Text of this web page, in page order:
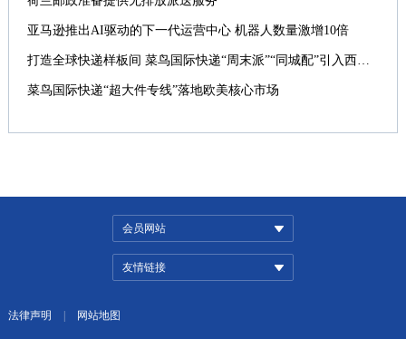
亚马逊推出AI驱动的下一代运营中心 机器人数量激增10倍
打造全球快递样板间 菜鸟国际快递“周末派”“同城配”引入西班牙
菜鸟国际快递“超大件专线”落地欧美核心市场
会员网站
友情链接
法律声明 网站地图